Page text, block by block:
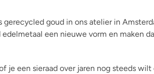
goud in ons atelier in
een nieuwe vorm en maken
je een sieraad over jaren nog steeds wilt